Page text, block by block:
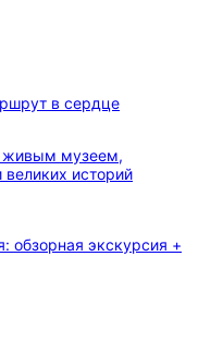
в сердце
живым музеем,
историй